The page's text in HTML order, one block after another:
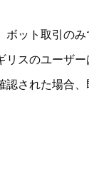
ット取引のみ
スのユーザー
された場合